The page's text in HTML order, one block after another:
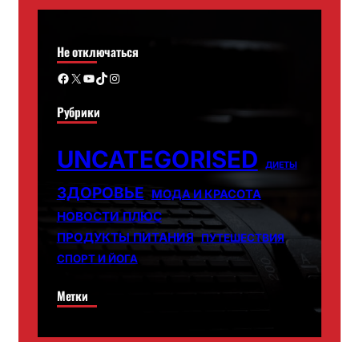
Не отключаться
Facebook X YouTube TikTok Instagram
Рубрики
UNCATEGORISED ДИЕТЫ
ЗДОРОВЬЕ МОДА И КРАСОТА
НОВОСТИ ПЛЮС
ПРОДУКТЫ ПИТАНИЯ ПУТЕШЕСТВИЯ
СПОРТ И ЙОГА
Метки